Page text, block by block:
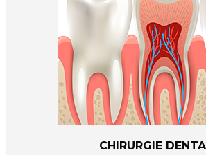
CHIRURGIE